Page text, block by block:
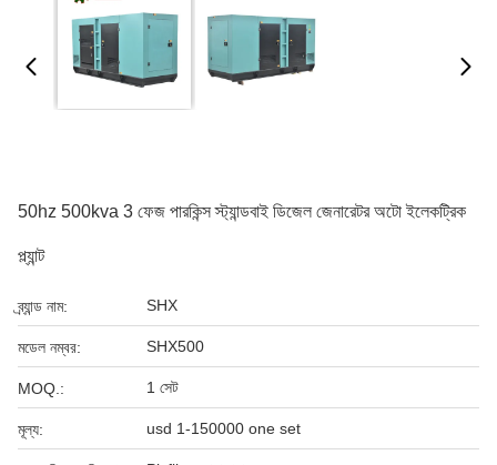
50hz 500kva 3 ফেজ পারকিন্স স্ট্যান্ডবাই ডিজেল জেনারেটর অটো ইলেকট্রিক
প্ল্যান্ট
ব্র্যান্ড নাম: SHX
মডেল নম্বর: SHX500
MOQ.: 1 সেট
মূল্য: usd 1-150000 one set